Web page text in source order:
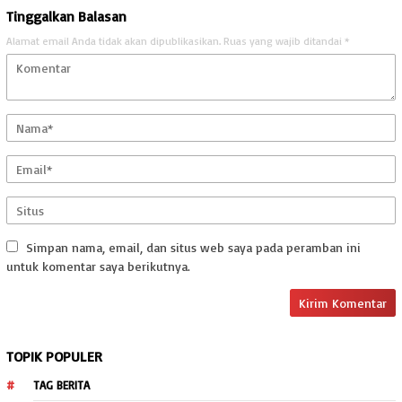
Tinggalkan Balasan
Alamat email Anda tidak akan dipublikasikan. Ruas yang wajib ditandai *
Simpan nama, email, dan situs web saya pada peramban ini
untuk komentar saya berikutnya.
TOPIK POPULER
TAG BERITA